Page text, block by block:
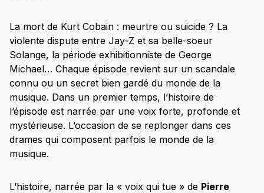
La mort de Kurt Cobain : meurtre ou suicide ? La
violente dispute entre Jay-Z et sa belle-soeur
Solange, la période exhibitionniste de George
Michael… Chaque épisode revient sur un scandale
connu ou un secret bien gardé du monde de la
musique. Dans un premier temps, l’histoire de
l’épisode est narrée par une voix forte, profonde et
mystérieuse. L’occasion de se replonger dans ces
drames qui composent parfois le monde de la
musique.
L’histoire, narrée par la « voix qui tue » de Pierre